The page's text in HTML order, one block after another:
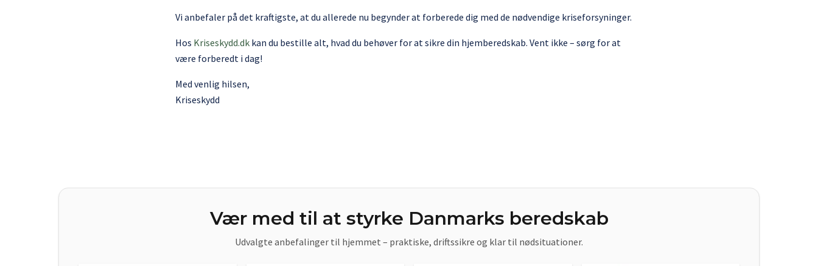
Vi anbefaler på det kraftigste, at du allerede nu begynder at forberede dig med de nødvendige kriseforsyninger.
Hos Kriseskydd.dk kan du bestille alt, hvad du behøver for at sikre din hjemberedskab. Vent ikke – sørg for at
være forberedt i dag!
Med venlig hilsen,
Kriseskydd
Vær med til at styrke Danmarks beredskab
Udvalgte anbefalinger til hjemmet – praktiske, driftssikre og klar til nødsituationer.